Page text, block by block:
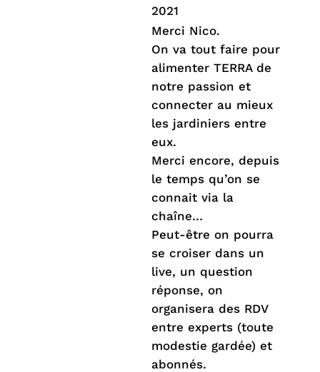
2021
Merci Nico.
On va tout faire pour
alimenter TERRA de
notre passion et
connecter au mieux
les jardiniers entre
eux.
Merci encore, depuis
le temps qu’on se
connait via la
chaîne…
Peut-être on pourra
se croiser dans un
live, un question
réponse, on
organisera des RDV
entre experts (toute
modestie gardée) et
abonnés.